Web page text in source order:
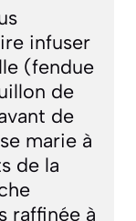
infuser
(fendue
de
de
marie à
de la
raffinée à